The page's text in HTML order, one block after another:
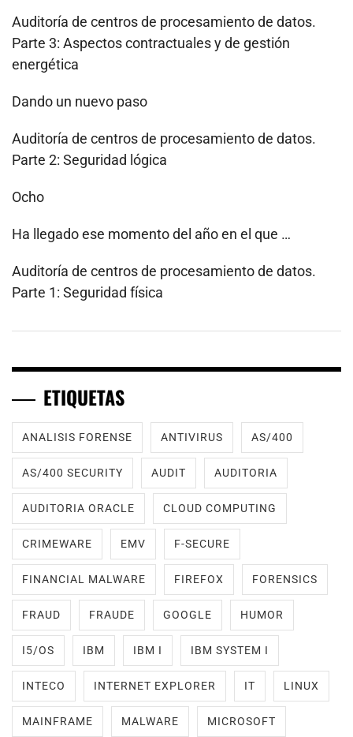
Auditoría de centros de procesamiento de datos.
Parte 3: Aspectos contractuales y de gestión
energética
Dando un nuevo paso
Auditoría de centros de procesamiento de datos.
Parte 2: Seguridad lógica
Ocho
Ha llegado ese momento del año en el que …
Auditoría de centros de procesamiento de datos.
Parte 1: Seguridad física
ETIQUETAS
ANALISIS FORENSE ANTIVIRUS AS/400
AS/400 SECURITY AUDIT AUDITORIA
AUDITORIA ORACLE CLOUD COMPUTING
CRIMEWARE EMV F-SECURE
FINANCIAL MALWARE FIREFOX FORENSICS
FRAUD FRAUDE GOOGLE HUMOR
I5/OS IBM IBM I IBM SYSTEM I
INTECO INTERNET EXPLORER IT LINUX
MAINFRAME MALWARE MICROSOFT